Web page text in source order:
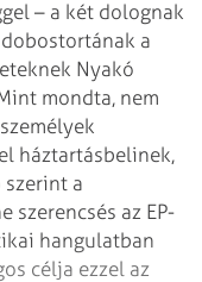
– a két dolognak
a
Nyakó
mondta, nem
háztartásbelinek,
szerint a
szerencsés az EP-
hangulatban
célja ezzel az